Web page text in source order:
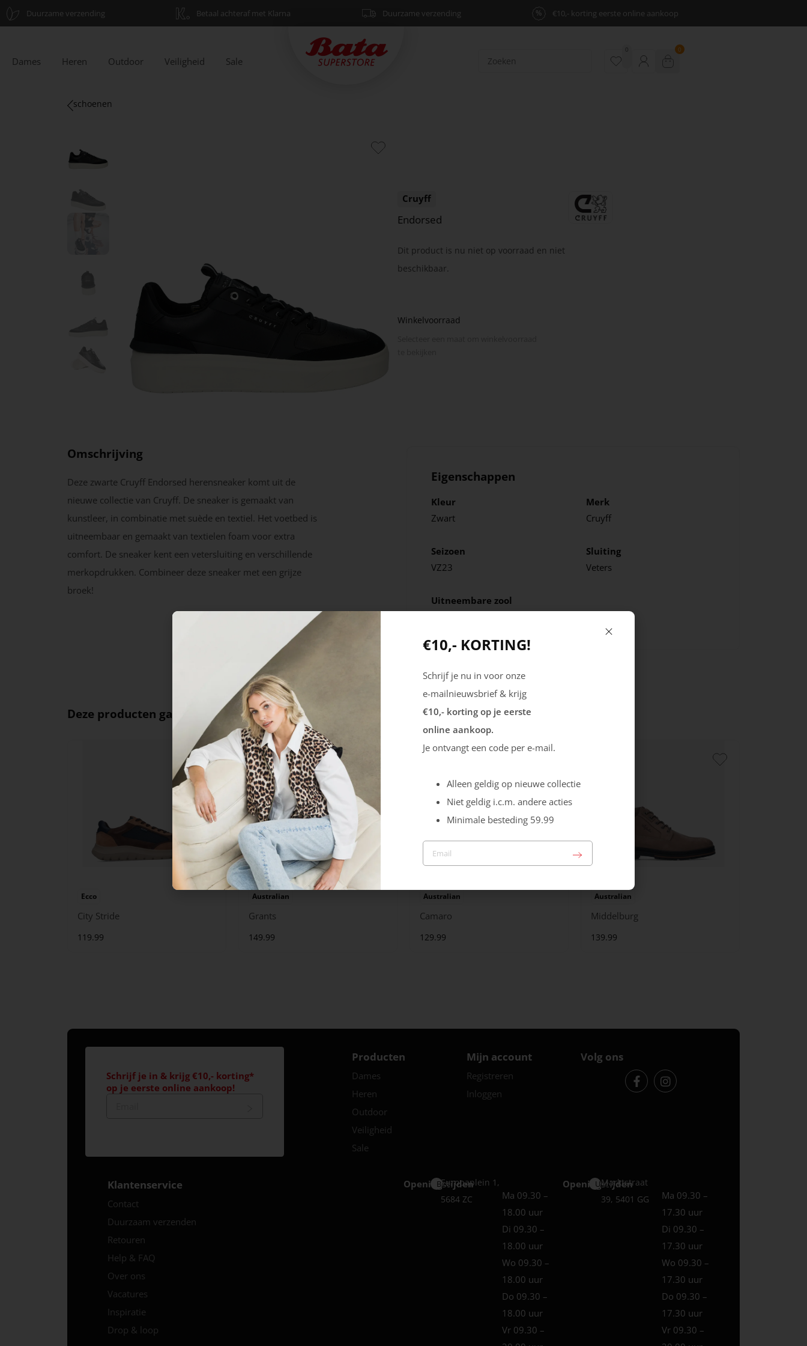
Duurzame verzending Betaal achteraf met Klarna Duurzame verzending % €10,- korting eerste online aankoop
Dames Heren Outdoor Veiligheid Sale
0 0
schoenen
Cruyff
Endorsed
Dit product is nu niet op voorraad en niet
beschikbaar.
Winkelvoorraad
Omschrijving
Deze zwarte Cruyff Endorsed herensneaker komt uit de
nieuwe collectie van Cruyff. De sneaker is gemaakt van
kunstleer, in combinatie met suède en textiel. Het voetbed is
uitneembaar en gemaakt van textielen foam voor extra
comfort. De sneaker kent een vetersluiting en verschillende
merkopdrukken. Combineer deze sneaker met een grijze
broek!
Eigenschappen
Kleur
Zwart
Merk
Cruyff
Seizoen
VZ23
Sluiting
Veters
Uitneembare zool
Deze producten ga je leuk vinden
Ecco
City Stride
119.99
Australian
Grants
149.99
Australian
Camaro
129.99
Australian
Middelburg
139.99
Schrijf je in & krijg €10,- korting*
op je eerste online aankoop!
Producten
Dames
Heren
Outdoor
Veiligheid
Sale
Mijn account
Registreren
Inloggen
Volg ons
Klantenservice
Contact
Duurzaam verzenden
Retouren
Help & FAQ
Over ons
Vacatures
Inspiratie
Drop & loop
Openingstijden
Best
Europaplein 1,
5684 ZC
Ma 09.30 –
18.00 uur
Di 09.30 –
18.00 uur
Wo 09.30 –
18.00 uur
Do 09.30 –
18.00 uur
Vr 09.30 –
Openingstijden
Uden
Marktstraat
39, 5401 GG
Ma 09.30 –
17.30 uur
Di 09.30 –
17.30 uur
Wo 09.30 –
17.30 uur
Do 09.30 –
17.30 uur
Vr 09.30 –
€10,- KORTING!
Schrijf je nu in voor onze
e-mailnieuwsbrief & krijg
€10,- korting op je eerste
online aankoop.
Je ontvangt een code per e-mail.
Alleen geldig op nieuwe collectie
Niet geldig i.c.m. andere acties
Minimale besteding 59.99